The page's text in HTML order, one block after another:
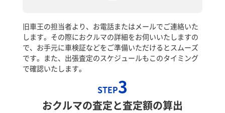
旧車王の担当者より、お電話またはメールでご連絡いた
します。その際におクルマの詳細をお伺いいたしますの
で、お手元に車検証などをご準備いただけるとスムーズ
です。また、出張査定のスケジュールもこのタイミング
で確認いたします。
STEP3
おクルマの査定と査定額の算出